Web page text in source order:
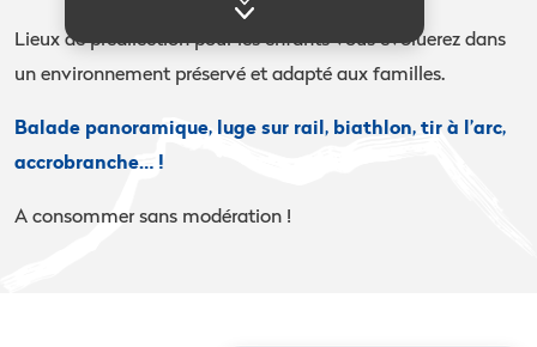
Lieux de prédilection pour les enfants vous évoluerez dans
un environnement préservé et adapté aux familles.
Balade panoramique, luge sur rail, biathlon, tir à l’arc,
accrobranche… !
A consommer sans modération !